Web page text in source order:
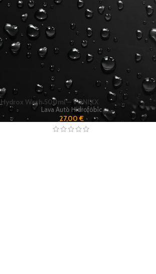
Hydrox Wash 500ml – VONIXX
Lava Auto Hidrofóbic
27,00 €